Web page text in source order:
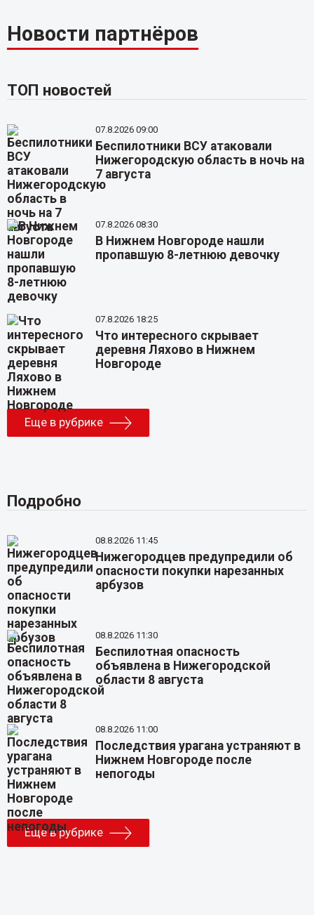
Новости партнёров
ТОП новостей
07.8.2026 09:00
Беспилотники ВСУ атаковали
Нижегородскую область в ночь на
7 августа
07.8.2026 08:30
В Нижнем Новгороде нашли
пропавшую 8-летнюю девочку
07.8.2026 18:25
Что интересного скрывает
деревня Ляхово в Нижнем
Новгороде
Еще в рубрике
Подробно
08.8.2026 11:45
Нижегородцев предупредили об
опасности покупки нарезанных
арбузов
08.8.2026 11:30
Беспилотная опасность
объявлена в Нижегородской
области 8 августа
08.8.2026 11:00
Последствия урагана устраняют в
Нижнем Новгороде после
непогоды
Еще в рубрике